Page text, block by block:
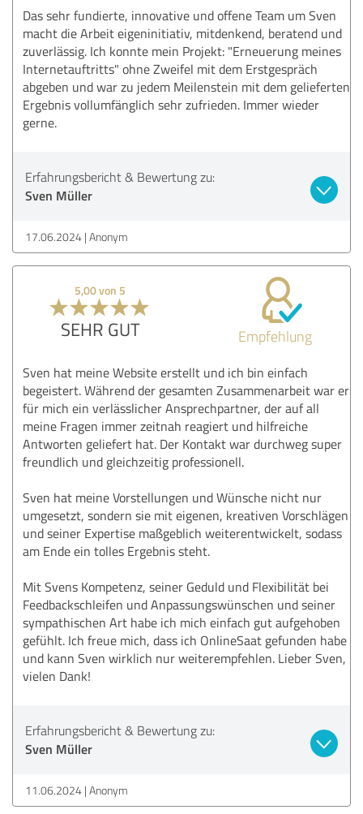
Das sehr fundierte, innovative und offene Team um Sven
macht die Arbeit eigeninitiativ, mitdenkend, beratend und
zuverlässig. Ich konnte mein Projekt: "Erneuerung meines
Internetauftritts" ohne Zweifel mit dem Erstgespräch
abgeben und war zu jedem Meilenstein mit dem gelieferten
Ergebnis vollumfänglich sehr zufrieden. Immer wieder
gerne.
Erfahrungsbericht & Bewertung zu:
Sven Müller
17.06.2024 Anonym
5,00 von 5
SEHR GUT Empfehlung
Sven hat meine Website erstellt und ich bin einfach
begeistert. Während der gesamten Zusammenarbeit war er
für mich ein verlässlicher Ansprechpartner, der auf all
meine Fragen immer zeitnah reagiert und hilfreiche
Antworten geliefert hat. Der Kontakt war durchweg super
freundlich und gleichzeitig professionell.
Sven hat meine Vorstellungen und Wünsche nicht nur
umgesetzt, sondern sie mit eigenen, kreativen Vorschlägen
und seiner Expertise maßgeblich weiterentwickelt, sodass
am Ende ein tolles Ergebnis steht.
Mit Svens Kompetenz, seiner Geduld und Flexibilität bei
Feedbackschleifen und Anpassungswünschen und seiner
sympathischen Art habe ich mich einfach gut aufgehoben
gefühlt. Ich freue mich, dass ich OnlineSaat gefunden habe
und kann Sven wirklich nur weiterempfehlen. Lieber Sven,
vielen Dank!
Erfahrungsbericht & Bewertung zu:
Sven Müller
11.06.2024 Anonym